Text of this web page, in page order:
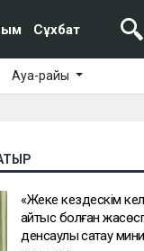
Сұхбат
Ауа-райы
«Жеке кездескім
қайтыс болған
денсаулық сақтау